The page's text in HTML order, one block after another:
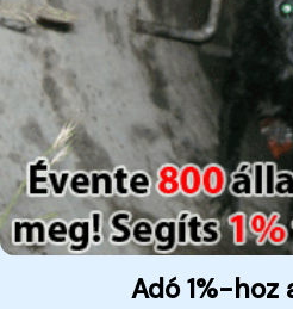
Adó 1%-hoz